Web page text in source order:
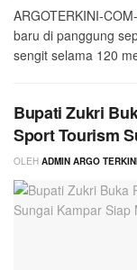
ARGOTERKINI-
baru di panggung
sengit selama 120
Bupati Zukri
Sport Tourism
OLEH ADMIN ARGO